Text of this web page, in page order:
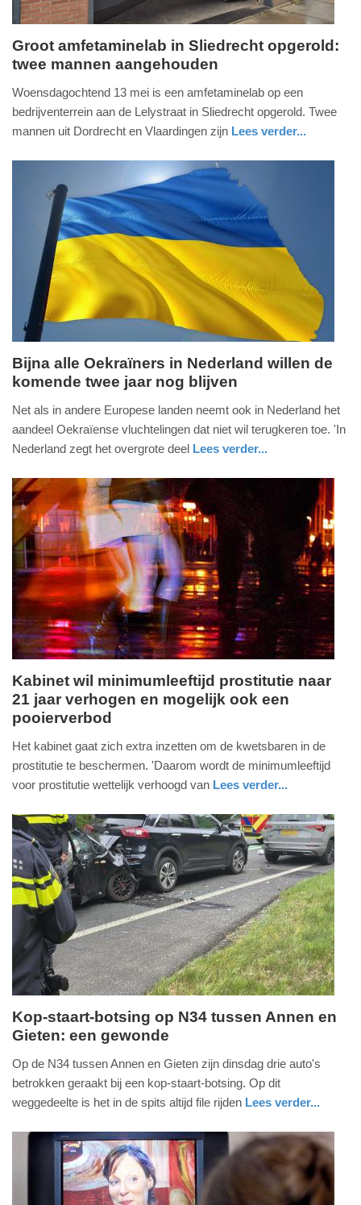
woensdag,
18:46
Update:
18:47
Groot amfetaminelab in Sliedrecht opgerold:
twee mannen aangehouden
Woensdagochtend 13 mei is een amfetaminelab op een
bedrijventerrein aan de Lelystraat in Sliedrecht opgerold. Twee
mannen uit Dordrecht en Vlaardingen zijn Lees verder...
holland
woensdag,
18:07
Update:
13-
05-
2026
18:18
Bijna alle Oekraïners in Nederland willen de
komende twee jaar nog blijven
Net als in andere Europese landen neemt ook in Nederland het
aandeel Oekraïense vluchtelingen dat niet wil terugkeren toe. 'In
Nederland zegt het overgrote deel Lees verder...
holland
woensdag,
13.
-
18:01
Update:
13-
05-
2026
18:23
Kabinet wil minimumleeftijd prostitutie naar
21 jaar verhogen en mogelijk ook een
pooierverbod
Het kabinet gaat zich extra inzetten om de kwetsbaren in de
prostitutie te beschermen. 'Daarom wordt de minimumleeftijd
voor prostitutie wettelijk verhoogd van Lees verder...
holland
woensdag,
mei
17:46
Kop-staart-botsing op N34 tussen Annen en
Gieten: een gewonde
Op de N34 tussen Annen en Gieten zijn dinsdag drie auto's
betrokken geraakt bij een kop-staart-botsing. Op dit
weggedeelte is het in de spits altijd file rijden Lees verder...